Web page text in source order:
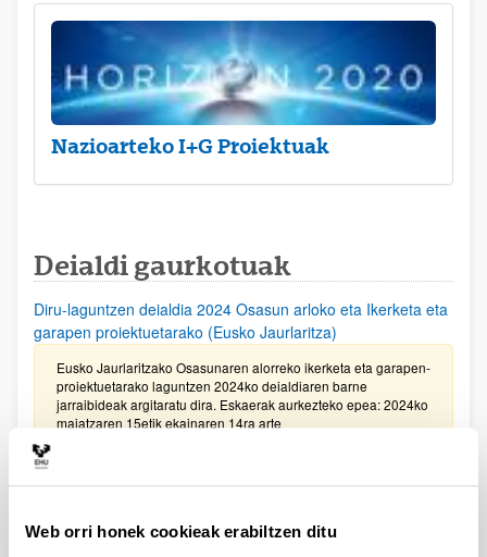
Web orri honek cookieak erabiltzen ditu
Nazioarteko I+G Proiektuak
Deialdi gaurkotuak
Diru-laguntzen deialdia 2024 Osasun arloko eta Ikerketa eta
garapen proiektuetarako (Eusko Jaurlaritza)
Eusko Jaurlaritzako Osasunaren alorreko ikerketa eta garapen-
proiektuetarako laguntzen 2024ko deialdiaren barne
jarraibideak argitaratu dira. Eskaerak aurkezteko epea: 2024ko
maiatzaren 15etik ekainaren 14ra arte
Gipuzkoako Zientzia, Teknologia eta Berrikuntza Sarea
Eskaerak aurkezteko epea 2024ko ekainaren 7an bukatuko da,